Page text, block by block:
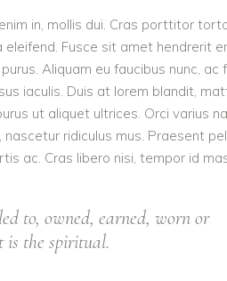
in, mollis dui. Cras porttitor
Fusce sit amet hendrerit
Aliquam eu faucibus nunc, ac
iaculis. Duis at lorem blandit,
ut aliquet ultrices. Orci varius
ridiculus mus. Praesent
ac. Cras libero nisi, tempor id
to, owned, earned, worn or
is the spiritual.